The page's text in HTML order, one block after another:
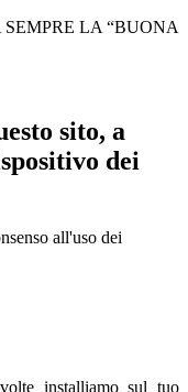
LA “BUONA
sito, a
dei
all'uso dei
installiamo sul tuo